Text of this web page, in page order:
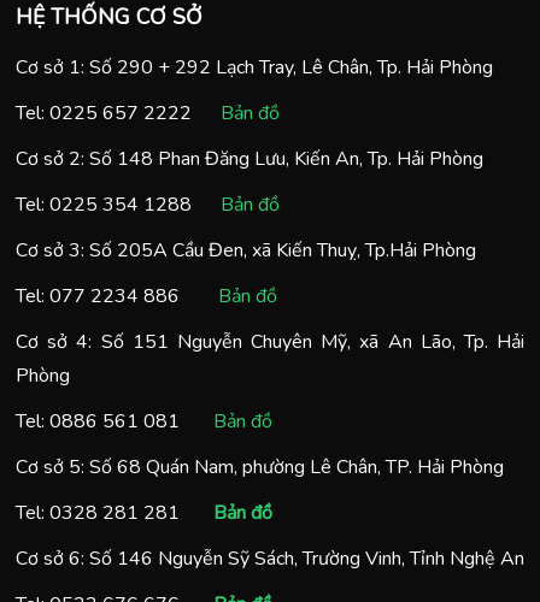
HỆ THỐNG CƠ SỞ
Cơ sở 1: Số 290 + 292 Lạch Tray, Lê Chân, Tp. Hải Phòng
Tel: 0225 657 2222
Bản đồ
Cơ sở 2: Số 148 Phan Đăng Lưu, Kiến An, Tp. Hải Phòng
Tel: 0225 354 1288
Bản đồ
Cơ sở 3: Số 205A Cầu Đen, xã Kiến Thuỵ, Tp.Hải Phòng
Tel: 077 2234 886
Bản đồ
Cơ sở 4: Số 151 Nguyễn Chuyên Mỹ, xã An Lão, Tp. Hải
Phòng
Tel: 0886 561 081
Bản đồ
Cơ sở 5: Số 68 Quán Nam, phường Lê Chân, TP. Hải Phòng
Tel: 0328 281 281
Bản đồ
Cơ sở 6: Số 146 Nguyễn Sỹ Sách, Trường Vinh, Tỉnh Nghệ An